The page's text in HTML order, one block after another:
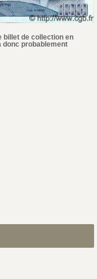
billet de collection en
donc probablement